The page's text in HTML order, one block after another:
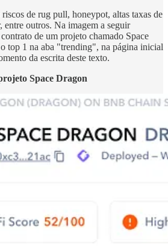
de rug pull, honeypot, altas taxas de
entre outros. Na imagem a seguir
de um projeto chamado Space
top 1 na aba "trending", na página inicial
da escrita deste texto.
Space Dragon